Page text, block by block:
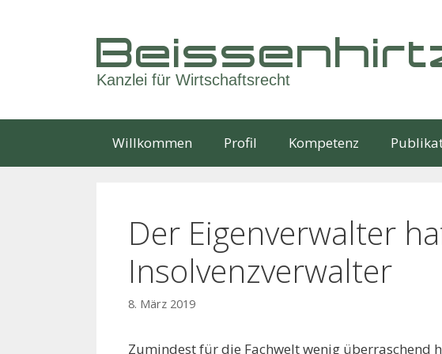
Kanzlei für Wirtschaftsrecht
Willkommen Profil Kompetenz
Der Eigenverwalter
Insolvenz­verwalter
8. März 2019
Zumindest für die Fachwelt wenig überraschend